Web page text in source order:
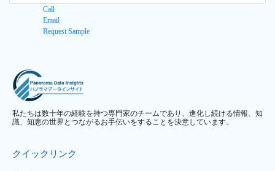
Call
Email
Request Sample
私たちは数十年の経験を持つ専門家のチームであり、進化し続ける情報、知
識、知恵の世界とつながるお手伝いをすることを決意しています。
クイックリンク